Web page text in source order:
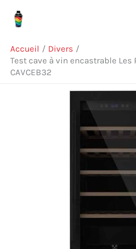
Accueil
Divers
Test cave à vin encastrable Les
CAVCEB32
Rechercher